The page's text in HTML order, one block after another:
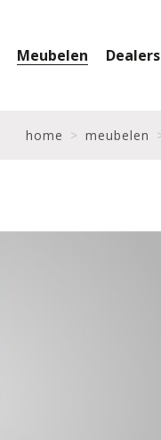
Meubelen Dealers
home meubelen